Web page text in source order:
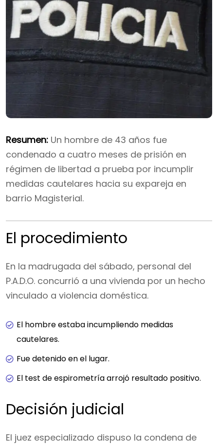
Resumen: Un hombre de 43 años fue
condenado a cuatro meses de prisión en
régimen de libertad a prueba por incumplir
medidas cautelares hacia su expareja en
barrio Magisterial.
El procedimiento
En la madrugada del sábado, personal del
P.A.D.O. concurrió a una vivienda por un hecho
vinculado a violencia doméstica.
El hombre estaba incumpliendo medidas
cautelares.
Fue detenido en el lugar.
El test de espirometría arrojó resultado positivo.
Decisión judicial
El juez especializado dispuso la condena de